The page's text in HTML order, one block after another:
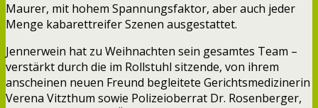
Maurer, mit hohem Spannungsfaktor, aber auch jeder
Menge kabarettreifer Szenen ausgestattet.
Jennerwein hat zu Weihnachten sein gesamtes Team –
verstärkt durch die im Rollstuhl sitzende, von ihrem
anscheinen neuen Freund begleitete Gerichtsmedizinerin
Verena Vitzthum sowie Polizeioberrat Dr. Rosenberger,